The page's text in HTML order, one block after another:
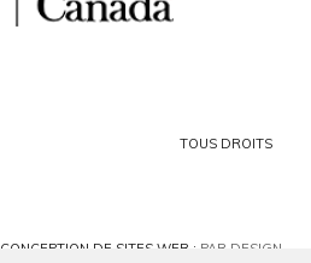
TOUS DROITS
CONCEPTION DE SITES WEB : PAR DESIGN,